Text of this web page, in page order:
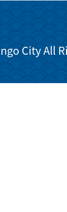
City All